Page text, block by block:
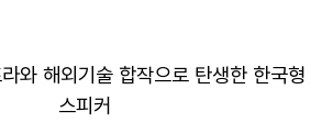
와 해외기술 합작으로 탄생한 한국형
스피커